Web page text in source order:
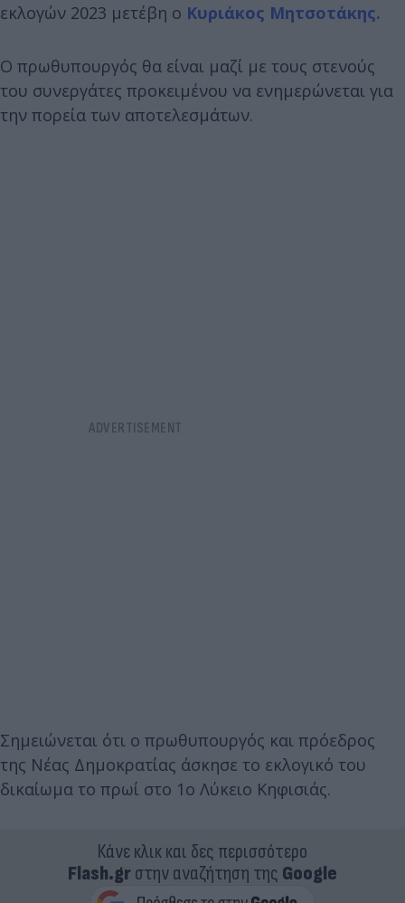
εκλογών 2023 μετέβη ο Κυριάκος Μητσοτάκης.
Ο πρωθυπουργός θα είναι μαζί με τους στενούς
του συνεργάτες προκειμένου να ενημερώνεται για
την πορεία των αποτελεσμάτων.
Σημειώνεται ότι ο πρωθυπουργός και πρόεδρος
της Νέας Δημοκρατίας άσκησε το εκλογικό του
δικαίωμα το πρωί στο 1ο Λύκειο Κηφισιάς.
Κάνε κλικ και δες περισσότερο
Flash.grστην αναζήτηση της Google